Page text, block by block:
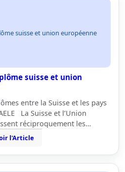
suisse et union européenne
suisse et union
entre la Suisse et les pays
La Suisse et l’Union
réciproquement les…
l'Article